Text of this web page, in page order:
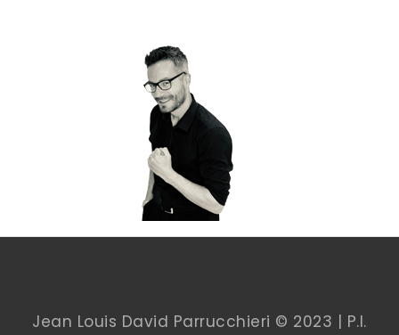
Jean Louis David Parrucchieri © 2023 | P.I.